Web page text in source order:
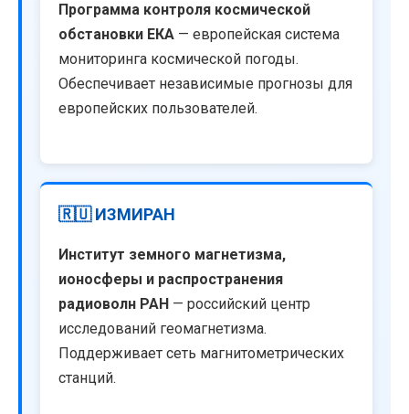
Программа контроля космической
обстановки ЕКА — европейская система
мониторинга космической погоды.
Обеспечивает независимые прогнозы для
европейских пользователей.
🇷🇺 ИЗМИРАН
Институт земного магнетизма,
ионосферы и распространения
радиоволн РАН — российский центр
исследований геомагнетизма.
Поддерживает сеть магнитометрических
станций.